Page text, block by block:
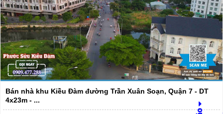
Bán nhà khu Kiều Đàm đường Trần Xuân Soạn, Quận 7 - DT
4x23m - ...